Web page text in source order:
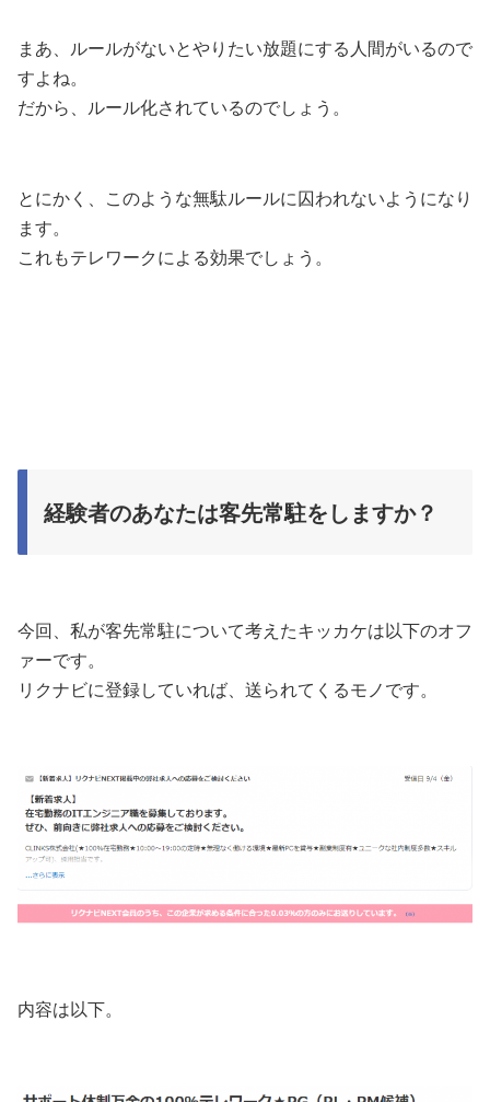
まあ、ルールがないとやりたい放題にする人間がいるので
すよね。
だから、ルール化されているのでしょう。
とにかく、このような無駄ルールに囚われないようになり
ます。
これもテレワークによる効果でしょう。
経験者のあなたは客先常駐をしますか？
今回、私が客先常駐について考えたキッカケは以下のオフ
ァーです。
リクナビに登録していれば、送られてくるモノです。
内容は以下。